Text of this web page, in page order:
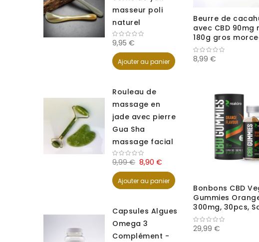
Beurre de
avec CBD 90mg
180g gros
Naturecan
8,99 €
Bonbons CBD
Gummies
300mg, 30pcs,
Sucre
29,99 €
masseur poli
naturel
9,95 €
Ajouter au panier
Rouleau de
massage en
jade avec pierre
Gua Sha
massage facial
8,90 €
9,99 €
Ajouter au panier
Capsules Algues
Omega 3
Complément -